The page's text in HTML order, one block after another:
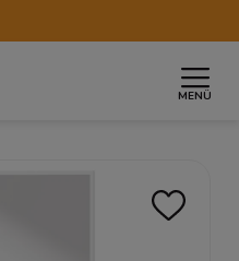
MENÜ
Spiegel SIMPLY SM-04